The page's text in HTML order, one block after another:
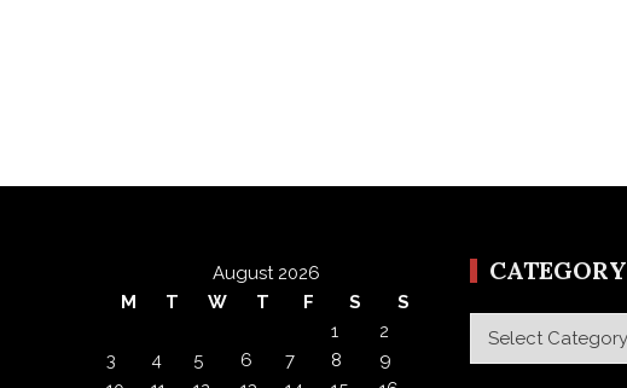
August 2026
M
T W T F S
S
1
2
3
4 5 6 7 8
9
CATEGORY
Category